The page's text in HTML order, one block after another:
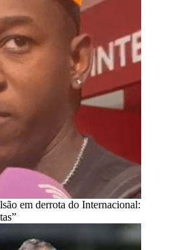
em derrota do Internacional: